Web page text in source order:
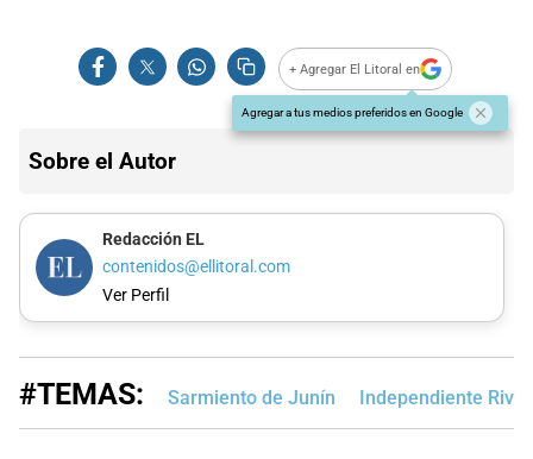
+ Agregar El Litoral en
Agregar a tus medios preferidos en Google
Sobre el Autor
Redacción EL
contenidos@ellitoral.com
Ver Perfil
#TEMAS: Sarmiento de Junín Independiente